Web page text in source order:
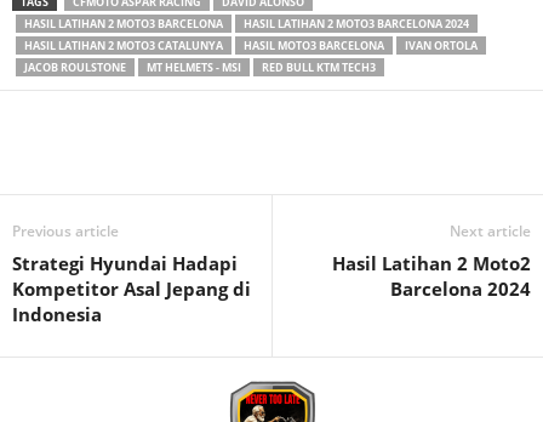
HASIL LATIHAN 2 MOTO3 BARCELONA
HASIL LATIHAN 2 MOTO3 BARCELONA 2024
HASIL LATIHAN 2 MOTO3 CATALUNYA
HASIL MOTO3 BARCELONA
IVAN ORTOLA
JACOB ROULSTONE
MT HELMETS - MSI RED BULL KTM TECH3
Previous article
Strategi Hyundai Hadapi
Kompetitor Asal Jepang di
Indonesia
Next article
Hasil Latihan 2 Moto2
Barcelona 2024